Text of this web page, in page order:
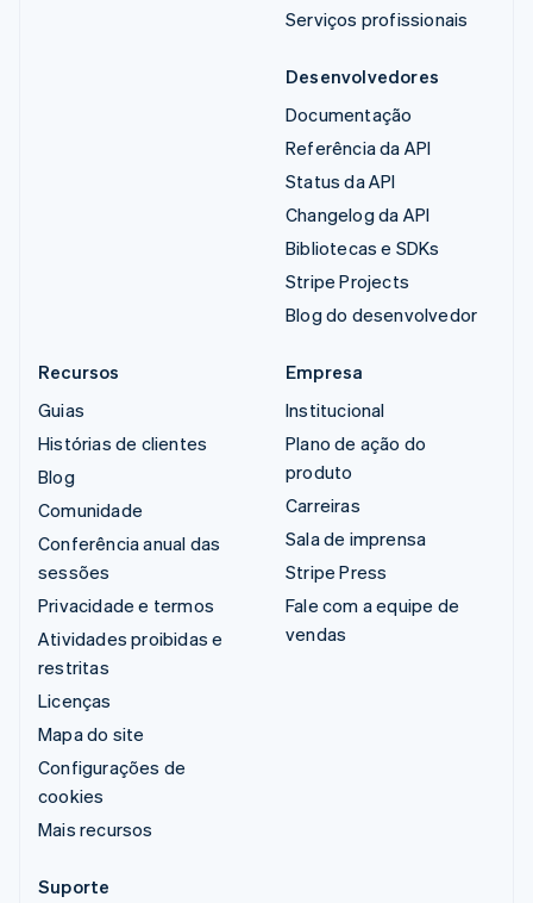
Serviços profissionais
Desenvolvedores
Documentação
Referência da API
Status da API
Changelog da API
Bibliotecas e SDKs
Stripe Projects
Blog do desenvolvedor
Recursos
Guias
Histórias de clientes
Blog
Comunidade
Conferência anual das
sessões
Privacidade e termos
Atividades proibidas e
restritas
Licenças
Mapa do site
Configurações de
cookies
Mais recursos
Empresa
Institucional
Plano de ação do
produto
Carreiras
Sala de imprensa
Stripe Press
Fale com a equipe de
vendas
Suporte